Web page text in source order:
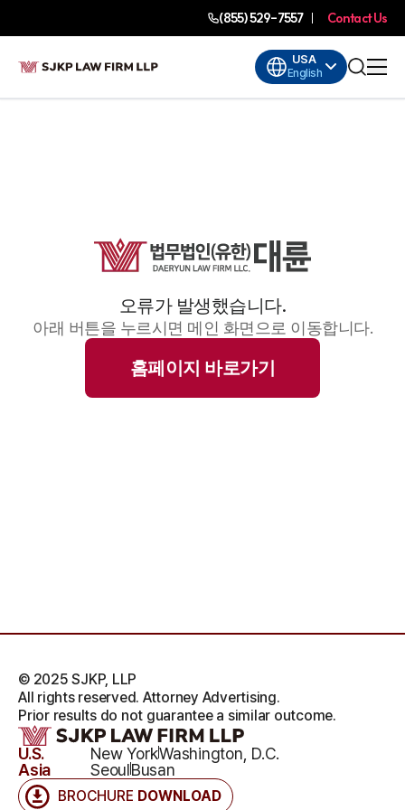
(855) 529-7557 Contact Us
USA
English
오류가 발생했습니다.
아래 버튼을 누르시면 메인 화면으로 이동합니다.
홈페이지 바로가기
BROCHURE DOWNLOAD
U.S. New YorkWashington, D.C.
Asia
SeoulBusan
© 2025 SJKP, LLP
All rights reserved. Attorney Advertising.
Prior results do not guarantee a similar outcome.